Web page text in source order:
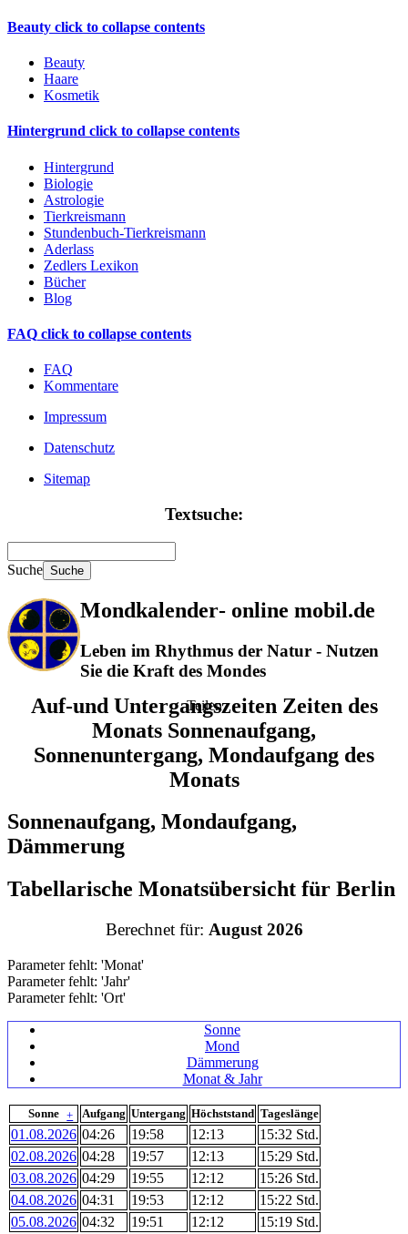
Beauty click to collapse contents
Beauty
Haare
Kosmetik
Hintergrund click to collapse contents
Hintergrund
Biologie
Astrologie
Tierkreismann
Stundenbuch-Tierkreismann
Aderlass
Zedlers Lexikon
Bücher
Blog
FAQ click to collapse contents
FAQ
Kommentare
Impressum
Datenschutz
Sitemap
Textsuche:
Suche
Mondkalender‑ online mobil.de
Leben im Rhythmus der Natur - Nutzen
Sie die Kraft des Mondes
Teilen
Auf-und Untergangszeiten Zeiten des
Monats Sonnenaufgang,
Sonnenuntergang, Mondaufgang des
Monats
Sonnenaufgang, Mondaufgang,
Dämmerung
Tabellarische Monatsübersicht für Berlin
Berechnet für: August 2026
Parameter fehlt: 'Monat'
Parameter fehlt: 'Jahr'
Parameter fehlt: 'Ort'
Sonne
Mond
Dämmerung
Monat & Jahr
+
Sonne Aufgang Untergang Höchststand Tageslänge
01.08.2026 04:26 19:58 12:13 15:32 Std.
02.08.2026 04:28 19:57 12:13 15:29 Std.
03.08.2026 04:29 19:55 12:12 15:26 Std.
04.08.2026 04:31 19:53 12:12 15:22 Std.
05.08.2026 04:32 19:51 12:12 15:19 Std.